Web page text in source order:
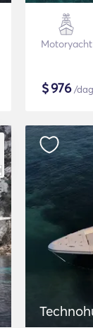
Motoryacht
$976/dag